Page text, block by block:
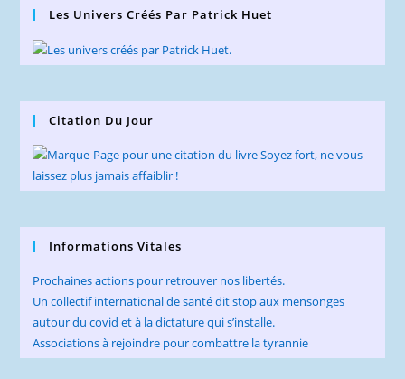
Les Univers Créés Par Patrick Huet
Citation Du Jour
Informations Vitales
Prochaines actions pour retrouver nos libertés.
Un collectif international de santé dit stop aux mensonges
autour du covid et à la dictature qui s’installe.
Associations à rejoindre pour combattre la tyrannie